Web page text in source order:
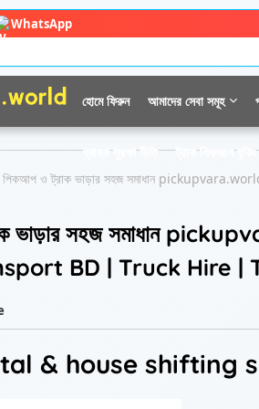
WhatsApp
হোমে ফিরুন আমাদের সেবা সমূহ
গ্রাহক সুরক্ষা নীতি
ট্রাক পিকআপ বুকিং
পিকআপ ও ট্রাক ভাড়ার সহজ সমাধান
ভাড়ার সহজ সমাধান
BD | Truck Hire |
& house shifting